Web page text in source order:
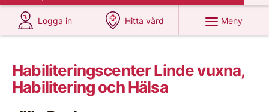
Logga in
på 1177.se
Hitta vård
på 1177.se
Meny
Habiliteringscenter Linde vuxna,
Habilitering och Hälsa